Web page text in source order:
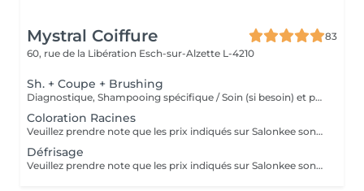
Mystral Coiffure
83
60, rue de la Libération Esch-sur-Alzette L-4210
Sh. + Coupe + Brushing
Diagnostique, Shampooing spécifique / Soin (si besoin) et produits de coiffage inclus
Coloration Racines
Veuillez prendre note que les prix indiqués sur Salonkee sont communiqués à titre informatif et s'entendent de base. Ces derniers sont susceptibles de varier selon le diagnostic réalisé à votre arrivée au salon et l'expertise du professionnel à qui vous confiez votre beauté. Dans tous les cas, un devis précis vous sera proposé et toutes réalisations de prestations seront effectuées avec votre accord. Un grand merci d'avance pour votre compréhension. Au plaisir de vous recevoir très vite.
Défrisage
Veuillez prendre note que les prix indiqués sur Salonkee sont communiqués à titre informatif et s'entendent de base. Ces derniers sont susceptibles de varier selon le diagnostic réalisé à votre arrivée au salon et l'expertise du professionnel à qui vous confiez votre beauté. Dans tous les cas, un devis précis vous sera proposé et toutes réalisations de prestations seront effectuées avec votre accord. Un grand merci d'avance pour votre compréhension. Au plaisir de vous recevoir très vite.